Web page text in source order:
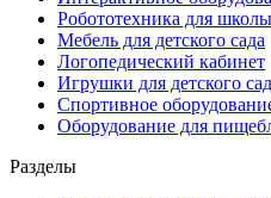
Робототехника для школы
Мебель для детского сада
Логопедический кабинет
Игрушки для детского
Спортивное
Оборудование для
Разделы